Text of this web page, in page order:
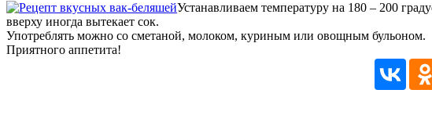
Устанавливаем температуру на 180 – 200
вверху иногда вытекает сок.
Употреблять можно со сметаной, молоком, куриным или овощным бульоном.
Приятного аппетита!